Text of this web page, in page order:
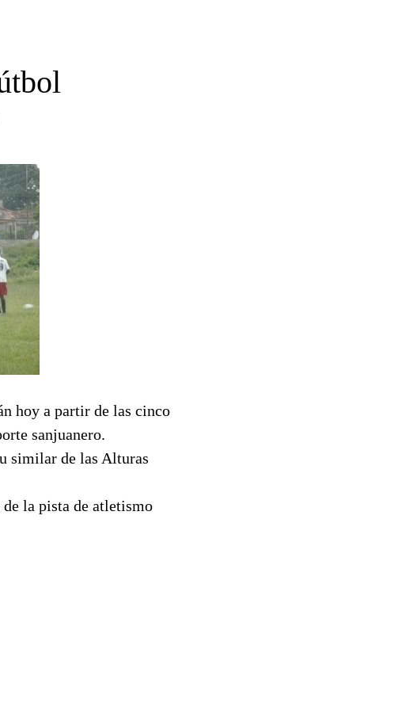
hoy a partir de las cinco
sanjuanero.
similar de las Alturas
la pista de atletismo